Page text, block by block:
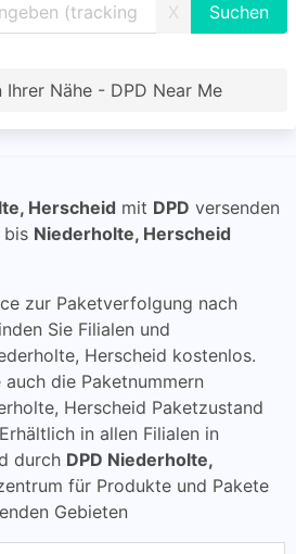
X
Ihrer Nähe - DPD Near Me
Herscheid mit DPD versenden
bis Niederholte, Herscheid
zur Paketverfolgung nach
Sie Filialen und
Herscheid kostenlos.
die Paketnummern
Herscheid Paketzustand
in allen Filialen in
durch DPD Niederholte,
für Produkte und Pakete
Gebieten